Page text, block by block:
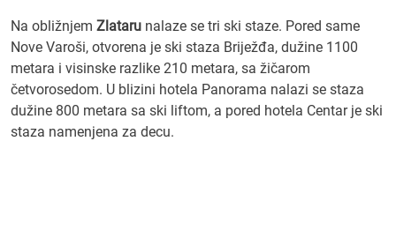
Na obližnjem Zlataru nalaze se tri ski staze. Pored same
Nove Varoši, otvorena je ski staza Briježđa, dužine 1100
metara i visinske razlike 210 metara, sa žičarom
četvorosedom. U blizini hotela Panorama nalazi se staza
dužine 800 metara sa ski liftom, a pored hotela Centar je ski
staza namenjena za decu.